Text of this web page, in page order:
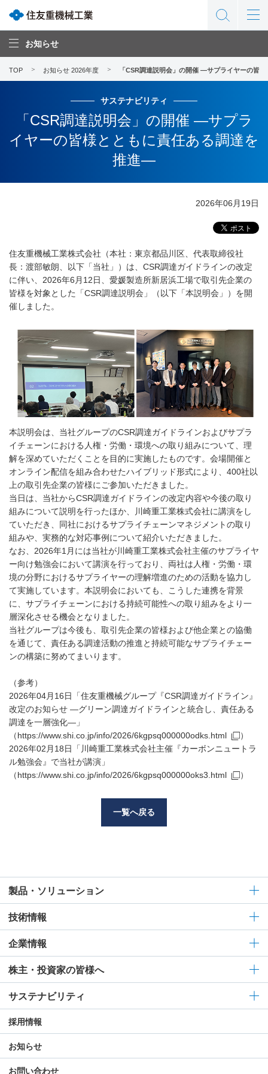
お知らせ
TOP お知らせ 2026年度 「CSR調達説明会」の開催 —サプライヤーの皆
サステナビリティ
「CSR調達説明会」の開催 —サプラ
イヤーの皆様とともに責任ある調達を
推進—
2026年06月19日
住友重機械工業株式会社（本社：東京都品川区、代表取締役社
長：渡部敏朗、以下「当社」）は、CSR調達ガイドラインの改定
に伴い、2026年6月12日、愛媛製造所新居浜工場で取引先企業の
皆様を対象とした「CSR調達説明会」（以下「本説明会」）を開
催しました。
本説明会は、当社グループのCSR調達ガイドラインおよびサプラ
イチェーンにおける人権・労働・環境への取り組みについて、理
解を深めていただくことを目的に実施したものです。会場開催と
オンライン配信を組み合わせたハイブリッド形式により、400社以
上の取引先企業の皆様にご参加いただきました。
当日は、当社からCSR調達ガイドラインの改定内容や今後の取り
組みについて説明を行ったほか、川崎重工業株式会社に講演をし
ていただき、同社におけるサプライチェーンマネジメントの取り
組みや、実務的な対応事例について紹介いただきました。
なお、2026年1月には当社が川崎重工業株式会社主催のサプライヤ
ー向け勉強会において講演を行っており、両社は人権・労働・環
境の分野におけるサプライヤーの理解増進のための活動を協力し
て実施しています。本説明会においても、こうした連携を背景
に、サプライチェーンにおける持続可能性への取り組みをより一
層深化させる機会となりました。
当社グループは今後も、取引先企業の皆様および他企業との協働
を通じて、責任ある調達活動の推進と持続可能なサプライチェー
ンの構築に努めてまいります。
（参考）
2026年04月16日「住友重機械グループ『CSR調達ガイドライン』
改定のお知らせ —グリーン調達ガイドラインと統合し、責任ある
調達を一層強化—」
（https://www.shi.co.jp/info/2026/6kgpsq000000odks.html
）
2026年02月18日「川崎重工業株式会社主催『カーボンニュートラ
ル勉強会』で当社が講演」
（https://www.shi.co.jp/info/2026/6kgpsq000000oks3.html ）
一覧へ戻る
製品・ソリューション
技術情報
企業情報
株主・投資家の皆様へ
サステナビリティ
採用情報
お知らせ
お問い合わせ